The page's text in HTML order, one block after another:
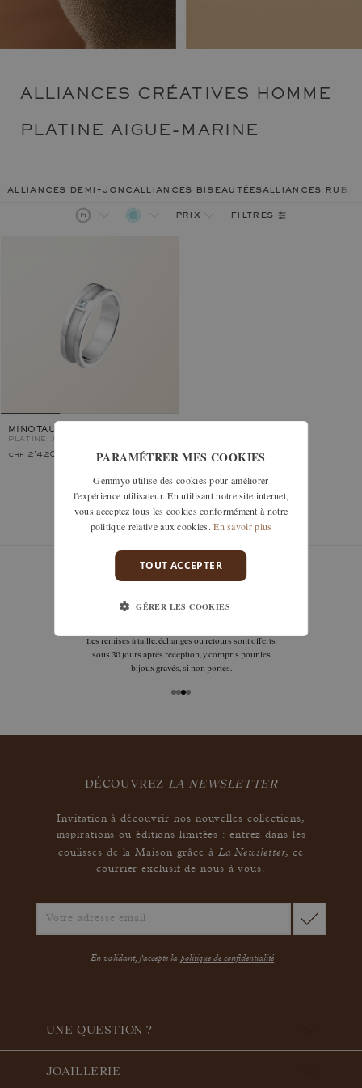
ALLIANCES CRÉATIVES HOMME
PLATINE AIGUE-MARINE
alliances demi-joncalliances biseautéesalliances
prix filtres
MINOTAURE
PLATINE, AIGUE-MARINE
chf 2'420.–
Vous avez vu 1 modèles sur 1
Les remises à taille, échanges ou retours sont offerts
sous 30 jours après réception, y compris pour les
bijoux gravés, si non portés.
DÉCOUVREZ LA NEWSLETTER
Invitation à découvrir nos nouvelles collections,
inspirations ou éditions limitées : entrez dans les
coulisses de la Maison grâce à La Newsletter,ce
courrier exclusif de nous à vous.
En validant, j'accepte la politique de confidentialité
UNE QUESTION ?
JOAILLERIE
PARAMÉTRER MES COOKIES
Gemmyo utilise des cookies pour améliorer
l'expérience utilisateur. En utilisant notre site internet,
vous acceptez tous les cookies conformément à notre
politique relative aux cookies. En savoir plus
TOUT ACCEPTER
GÉRER LES COOKIES